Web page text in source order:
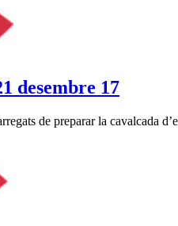
desembre 17
de preparar la cavalcada